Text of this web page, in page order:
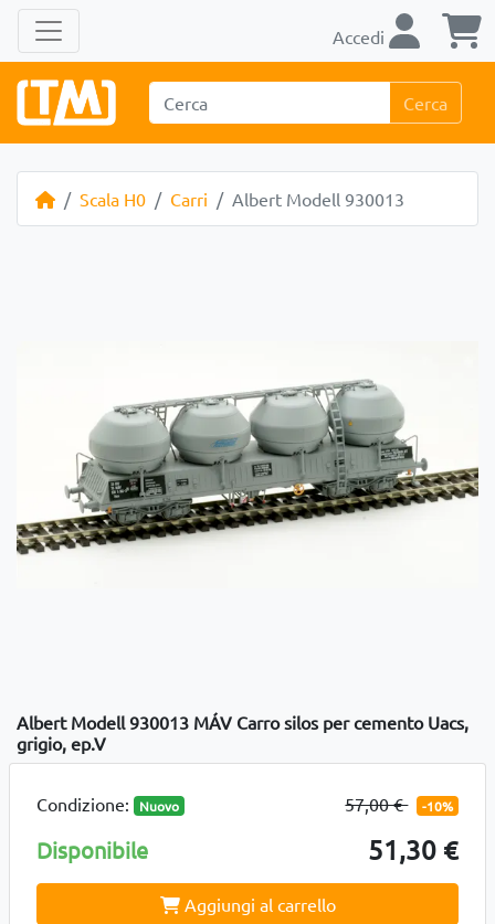
Accedi
Cerca
Scala H0 Carri Albert Modell 930013
Albert Modell 930013 MÁV Carro silos per cemento Uacs,
grigio, ep.V
Condizione: Nuovo 57,00 € -10%
Disponibile 51,30 €
Aggiungi al carrello